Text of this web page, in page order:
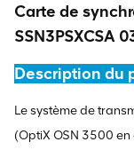
Carte de
SSN3PSXCSA
Description du
Le système de
(OptiX OSN 3500